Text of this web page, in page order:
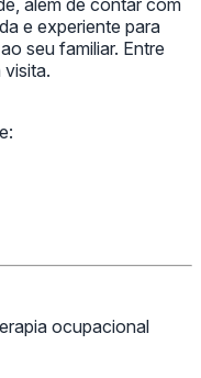
além de contar com
e experiente para
seu familiar. Entre
ocupacional